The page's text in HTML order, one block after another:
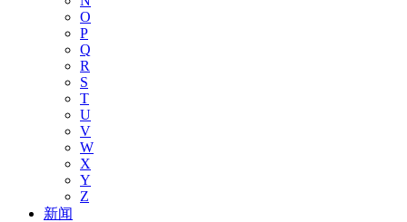
O
P
Q
R
S
T
U
V
W
X
Y
Z
新闻